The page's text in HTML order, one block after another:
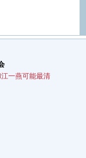
一燕可能最清